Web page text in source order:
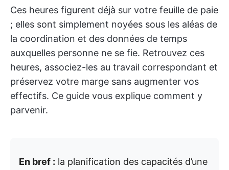
Ces heures figurent déjà sur votre feuille de paie
; elles sont simplement noyées sous les aléas de
la coordination et des données de temps
auxquelles personne ne se fie. Retrouvez ces
heures, associez-les au travail correspondant et
préservez votre marge sans augmenter vos
effectifs. Ce guide vous explique comment y
parvenir.
En bref : la planification des capacités d’une